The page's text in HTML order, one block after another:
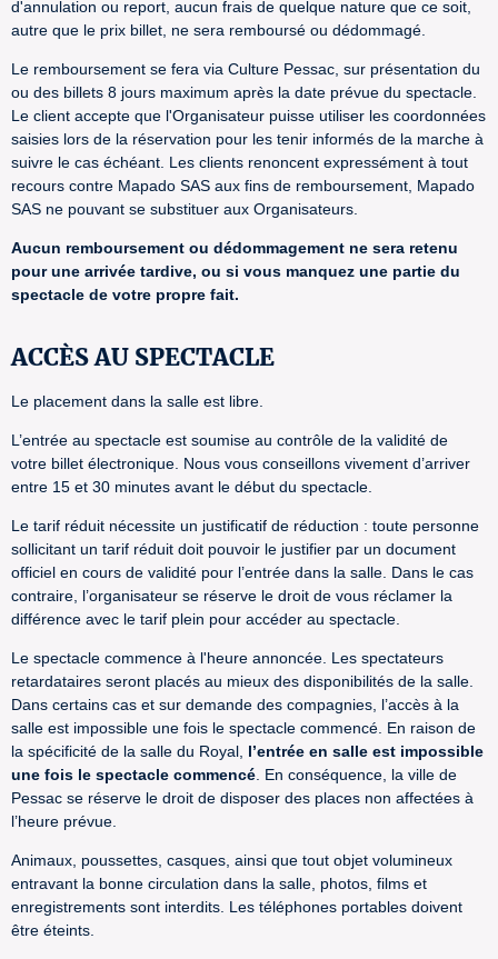
d'annulation ou report, aucun frais de quelque nature que ce soit,
autre que le prix billet, ne sera remboursé ou dédommagé.
Le remboursement se fera via Culture Pessac, sur présentation du
ou des billets 8 jours maximum après la date prévue du spectacle.
Le client accepte que l'Organisateur puisse utiliser les coordonnées
saisies lors de la réservation pour les tenir informés de la marche à
suivre le cas échéant. Les clients renoncent expressément à tout
recours contre Mapado SAS aux fins de remboursement, Mapado
SAS ne pouvant se substituer aux Organisateurs.
Aucun remboursement ou dédommagement ne sera retenu
pour une arrivée tardive, ou si vous manquez une partie du
spectacle de votre propre fait.
ACCÈS AU SPECTACLE
Le placement dans la salle est libre.
L’entrée au spectacle est soumise au contrôle de la validité de
votre billet électronique. Nous vous conseillons vivement d’arriver
entre 15 et 30 minutes avant le début du spectacle.
Le tarif réduit nécessite un justificatif de réduction : toute personne
sollicitant un tarif réduit doit pouvoir le justifier par un document
officiel en cours de validité pour l’entrée dans la salle. Dans le cas
contraire, l’organisateur se réserve le droit de vous réclamer la
différence avec le tarif plein pour accéder au spectacle.
Le spectacle commence à l'heure annoncée. Les spectateurs
retardataires seront placés au mieux des disponibilités de la salle.
Dans certains cas et sur demande des compagnies, l’accès à la
salle est impossible une fois le spectacle commencé. En raison de
la spécificité de la salle du Royal, l’entrée en salle est impossible
une fois le spectacle commencé . En conséquence, la ville de
Pessac se réserve le droit de disposer des places non affectées à
l’heure prévue.
Animaux, poussettes, casques, ainsi que tout objet volumineux
entravant la bonne circulation dans la salle, photos, films et
enregistrements sont interdits. Les téléphones portables doivent
être éteints.